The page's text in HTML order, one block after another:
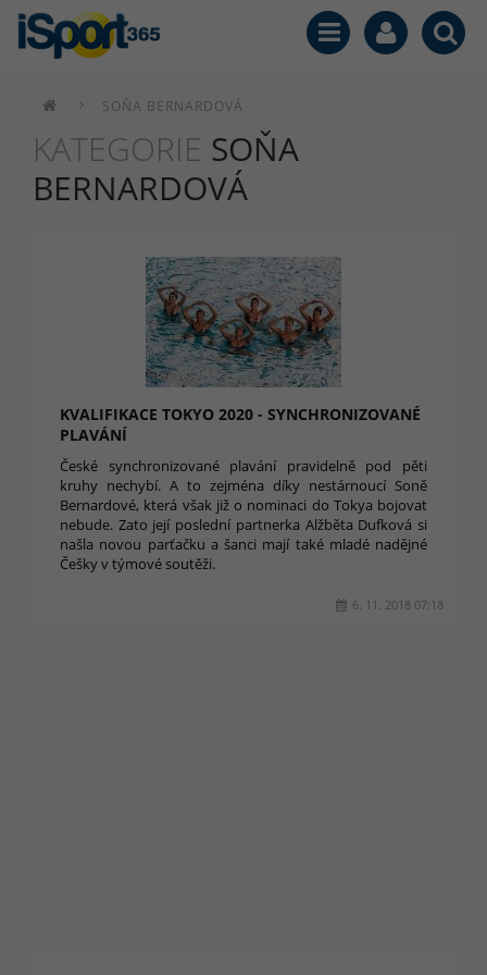
SOŇA BERNARDOVÁ
KATEGORIE SOŇA
BERNARDOVÁ
KVALIFIKACE TOKYO 2020 - SYNCHRONIZOVANÉ
PLAVÁNÍ
České synchronizované plavání pravidelně pod pěti
kruhy nechybí. A to zejména díky nestárnoucí Soně
Bernardové, která však již o nominaci do Tokya bojovat
nebude. Zato její poslední partnerka Alžběta Dufková si
našla novou parťačku a šanci mají také mladé nadějné
Češky v týmové soutěži.
6. 11. 2018 07:18